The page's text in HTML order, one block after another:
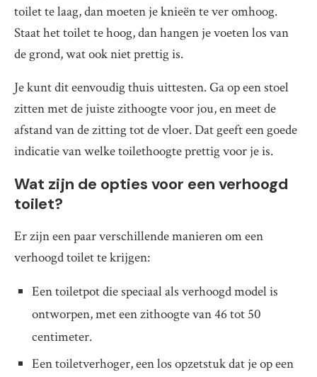
toilet te laag, dan moeten je knieën te ver omhoog.
Staat het toilet te hoog, dan hangen je voeten los van
de grond, wat ook niet prettig is.
Je kunt dit eenvoudig thuis uittesten. Ga op een stoel
zitten met de juiste zithoogte voor jou, en meet de
afstand van de zitting tot de vloer. Dat geeft een goede
indicatie van welke toilethoogte prettig voor je is.
Wat zijn de opties voor een verhoogd
toilet?
Er zijn een paar verschillende manieren om een
verhoogd toilet te krijgen:
Een toiletpot die speciaal als verhoogd model is
ontworpen, met een zithoogte van 46 tot 50
centimeter.
Een toiletverhoger, een los opzetstuk dat je op een